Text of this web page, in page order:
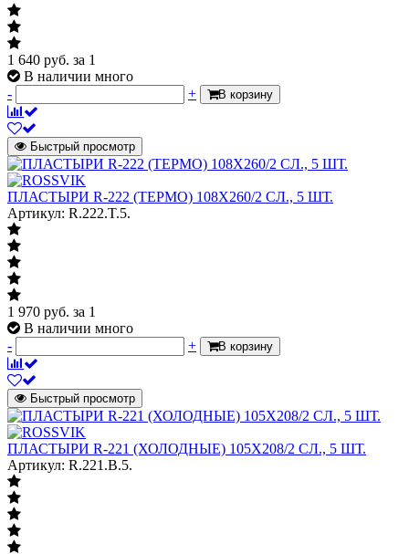
1 640 руб. за 1
В наличии много
-
+ В корзину
Быстрый просмотр
ПЛАСТЫРИ R-222 (ТЕРМО) 108Х260/2 СЛ., 5 ШТ.
Артикул: R.222.T.5.
1 970 руб. за 1
В наличии много
-
+ В корзину
Быстрый просмотр
ПЛАСТЫРИ R-221 (ХОЛОДНЫЕ) 105Х208/2 СЛ., 5 ШТ.
Артикул: R.221.B.5.